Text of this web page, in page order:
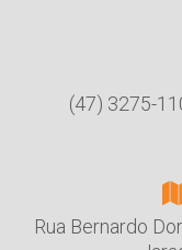
(47) 3275-
Rua Bernardo